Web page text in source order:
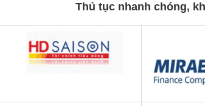
Thủ tục nhanh chóng,